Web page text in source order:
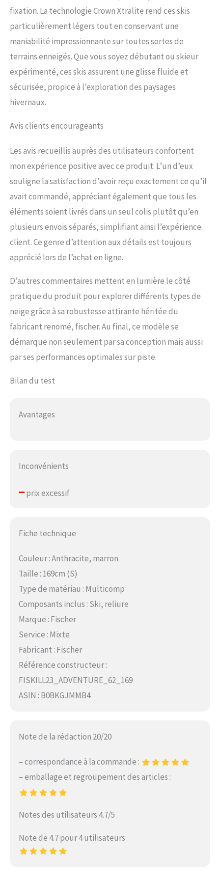
fixation. La technologie Crown Xtralite rend ces skis
particulièrement légers tout en conservant une
maniabilité impressionnante sur toutes sortes de
terrains enneigés. Que vous soyez débutant ou skieur
expérimenté, ces skis assurent une glisse fluide et
sécurisée, propice à l’exploration des paysages
hivernaux.
Avis clients encourageants
Les avis recueillis auprès des utilisateurs confortent
mon expérience positive avec ce produit. L’un d’eux
souligne la satisfaction d’avoir reçu exactement ce qu’il
avait commandé, appréciant également que tous les
éléments soient livrés dans un seul colis plutôt qu’en
plusieurs envois séparés, simplifiant ainsi l’expérience
client. Ce genre d’attention aux détails est toujours
apprécié lors de l’achat en ligne.
D’autres commentaires mettent en lumière le côté
pratique du produit pour explorer différents types de
neige grâce à sa robustesse attirante héritée du
fabricant renomé, fischer. Au final, ce modèle se
démarque non seulement par sa conception mais aussi
par ses performances optimales sur piste.
Bilan du test
Avantages
Inconvénients
–prix excessif
Fiche technique
Couleur : Anthracite, marron
Taille : 169cm (S)
Type de matériau : Multicomp
Composants inclus : Ski, reliure
Marque : Fischer
Service : Mixte
Fabricant : Fischer
Référence constructeur :
FISKILL23_ADVENTURE_62_169
ASIN : B0BKGJMMB4
Note de la rédaction 20/20
– correspondance à la commande :
– emballage et regroupement des articles :
Notes des utilisateurs 4.7/5
Note de 4.7 pour 4 utilisateurs